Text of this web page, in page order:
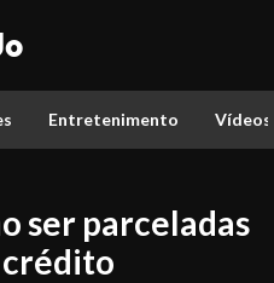
Entretenimento Vídeos
ser parceladas
crédito